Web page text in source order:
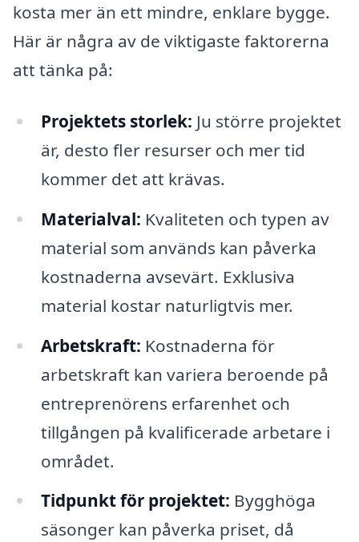
kosta mer än ett mindre, enklare bygge.
Här är några av de viktigaste faktorerna
att tänka på:
Projektets storlek: Ju större projektet
är, desto fler resurser och mer tid
kommer det att krävas.
Materialval: Kvaliteten och typen av
material som används kan påverka
kostnaderna avsevärt. Exklusiva
material kostar naturligtvis mer.
Arbetskraft: Kostnaderna för
arbetskraft kan variera beroende på
entreprenörens erfarenhet och
tillgången på kvalificerade arbetare i
området.
Tidpunkt för projektet: Bygghöga
säsonger kan påverka priset, då